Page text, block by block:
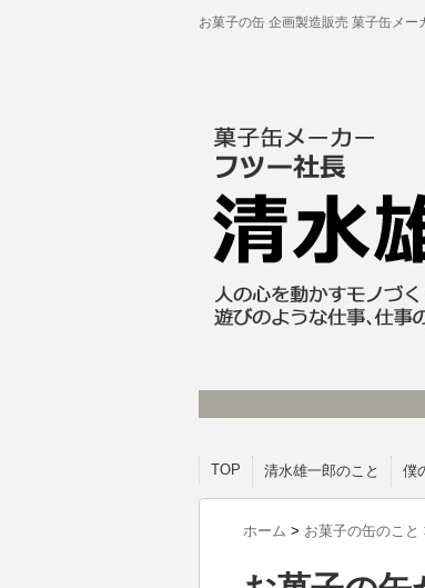
お菓子の缶 企画製造販売 菓子缶メ
TOP 清水雄一郎のこと 僕
ホーム > お菓子の缶のこと